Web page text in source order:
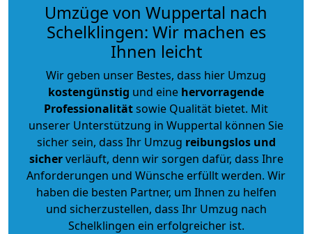
Umzüge von Wuppertal nach
Schelklingen: Wir machen es
Ihnen leicht
Wir geben unser Bestes, dass hier Umzug
kostengünstig und eine hervorragende
Professionalitätsowie Qualität bietet. Mit
unserer Unterstützung in Wuppertal können Sie
sicher sein, dass Ihr Umzug reibungslos und
sicherverläuft, denn wir sorgen dafür, dass Ihre
Anforderungen und Wünsche erfüllt werden. Wir
haben die besten Partner, um Ihnen zu helfen
und sicherzustellen, dass Ihr Umzug nach
Schelklingen ein erfolgreicher ist.